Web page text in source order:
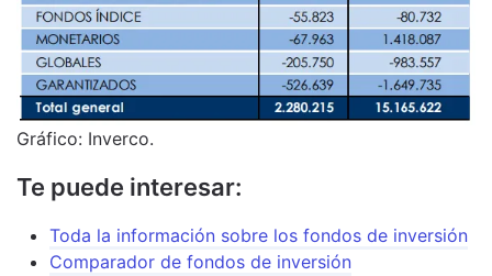
Gráfico: Inverco.
Te puede interesar:
Toda la información sobre los fondos de inversión
Comparador de fondos de inversión